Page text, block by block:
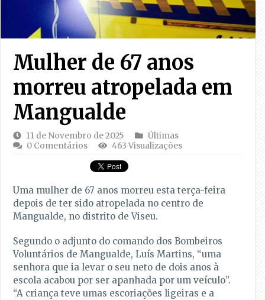
Mulher de 67 anos
morreu atropelada em
Mangualde
11 de Novembro de 2025
Últimas
0 Comentários
463 Visualizações
Uma mulher de 67 anos morreu esta terça-feira
depois de ter sido atropelada no centro de
Mangualde, no distrito de Viseu.
Segundo o adjunto do comando dos Bombeiros
Voluntários de Mangualde, Luís Martins, “uma
senhora que ia levar o seu neto de dois anos à
escola acabou por ser apanhada por um veículo”.
“A criança teve umas escoriações ligeiras e a